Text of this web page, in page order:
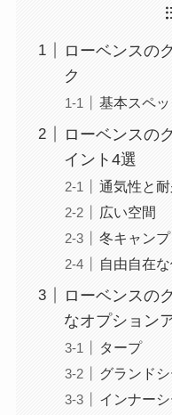
ローベンスの
ク
基本スペッ
ローベンスの
イント4選
通気性と
広い空間
冬キャン
自由自在
ローベンスの
なオプション
タープ
グランドシ
インナーシ